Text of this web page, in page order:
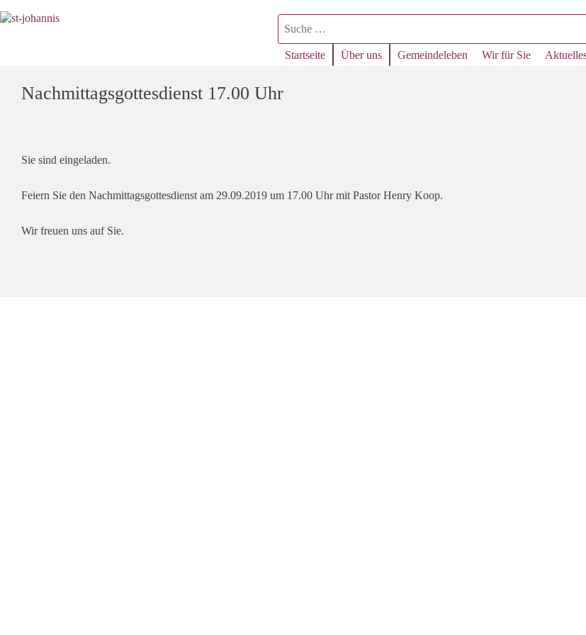
Suchen
Startseite Über uns Gemeindeleben Wir für Sie
Nachmittagsgottesdienst 17.00 Uhr
Sie sind eingeladen.
Feiern Sie den Nachmittagsgottesdienst am 29.09.2019 um 17.00 Uhr mit Pastor Henry Koop.
Wir freuen uns auf Sie.